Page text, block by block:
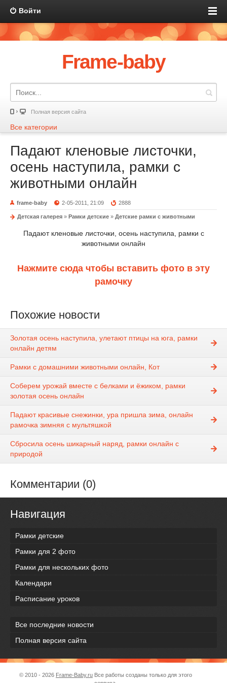
Войти
Frame-baby
Полная версия сайта
Все категории
Падают кленовые листочки,
осень наступила, рамки с
животными онлайн
frame-baby 2-05-2011, 21:09 2888
Детская галерея » Рамки детские » Детские рамки с животными
Падают кленовые листочки, осень наступила, рамки с
животными онлайн
Нажмите сюда чтобы вставить фото в эту
рамочку
Похожие новости
Золотая осень наступила, улетают птицы на юга, рамки
онлайн детям
Рамки с домашними животными онлайн, Кот
Соберем урожай вместе с белками и ёжиком, рамки
золотая осень онлайн
Падают красивые снежинки, ура пришла зима, онлайн
рамочка зимняя с мультяшкой
Сбросила осень шикарный наряд, рамки онлайн с
природой
Комментарии (0)
Навигация
Рамки детские
Рамки для 2 фото
Рамки для нескольких фото
Календари
Расписание уроков
Все последние новости
Полная версия сайта
© 2010 - 2026 Frame-Baby.ru Все работы созданы только для этого